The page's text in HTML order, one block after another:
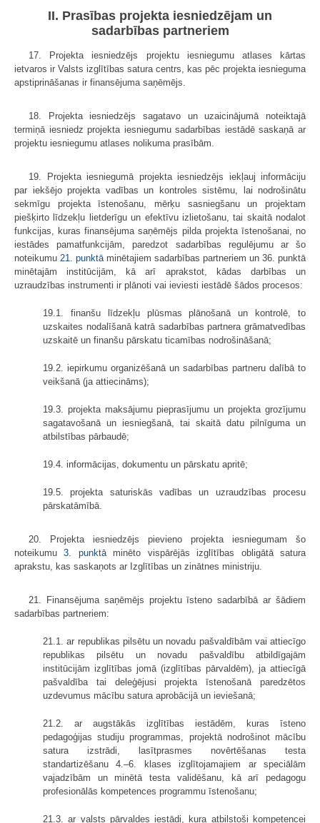
II. Prasības projekta iesniedzējam un
sadarbības partneriem
17. Projekta iesniedzējs projektu iesniegumu atlases kārtas
ietvaros ir Valsts izglītības satura centrs, kas pēc projekta iesnieguma
apstiprināšanas ir finansējuma saņēmējs.
18. Projekta iesniedzējs sagatavo un uzaicinājumā noteiktajā
termiņā iesniedz projekta iesniegumu sadarbības iestādē saskaņā ar
projektu iesniegumu atlases nolikuma prasībām.
19. Projekta iesniegumā projekta iesniedzējs iekļauj informāciju
par iekšējo projekta vadības un kontroles sistēmu, lai nodrošinātu
sekmīgu projekta īstenošanu, mērķu sasniegšanu un projektam
piešķirto līdzekļu lietderīgu un efektīvu izlietošanu, tai skaitā nodalot
funkcijas, kuras finansējuma saņēmējs pilda projekta īstenošanai, no
iestādes pamatfunkcijām, paredzot sadarbības regulējumu ar šo
noteikumu 21. punktā minētajiem sadarbības partneriem un 36. punktā
minētajām institūcijām, kā arī aprakstot, kādas darbības un
uzraudzības instrumenti ir plānoti vai ieviesti iestādē šādos procesos:
19.1. finanšu līdzekļu plūsmas plānošanā un kontrolē, to
uzskaites nodalīšanā katrā sadarbības partnera grāmatvedības
uzskaitē un finanšu pārskatu ticamības nodrošināšanā;
19.2. iepirkumu organizēšanā un sadarbības partneru dalībā to
veikšanā (ja attiecināms);
19.3. projekta maksājumu pieprasījumu un projekta grozījumu
sagatavošanā un iesniegšanā, tai skaitā datu pilnīguma un
atbilstības pārbaudē;
19.4. informācijas, dokumentu un pārskatu apritē;
19.5. projekta saturiskās vadības un uzraudzības procesu
pārskatāmībā.
20. Projekta iesniedzējs pievieno projekta iesniegumam šo
noteikumu3. punktāminēto vispārējās izglītības obligātā satura
aprakstu, kas saskaņots ar Izglītības un zinātnes ministriju.
21. Finansējuma saņēmējs projektu īsteno sadarbībā ar šādiem
sadarbības partneriem:
21.1. ar republikas pilsētu un novadu pašvaldībām vai attiecīgo
republikas pilsētu un novadu pašvaldību atbildīgajām
institūcijām izglītības jomā (izglītības pārvaldēm), ja attiecīgā
pašvaldība tai deleģējusi projekta īstenošanā paredzētos
uzdevumus mācību satura aprobācijā un ieviešanā;
21.2. ar augstākās izglītības iestādēm, kuras īsteno
pedagoģijas studiju programmas, projektā nodrošinot mācību
satura izstrādi, lasītprasmes novērtēšanas testa
standartizēšanu 4.–6. klases izglītojamajiem ar speciālām
vajadzībām un minētā testa validēšanu, kā arī pedagogu
profesionālās kompetences programmu īstenošanu;
21.3. ar valsts pārvaldes iestādi, kura atbilstoši kompetencei